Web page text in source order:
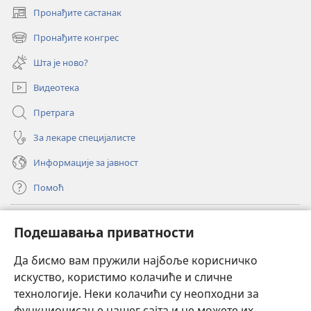
Подешавања приватности
Да бисмо вам пружили најбоље корисничко
искуство, користимо колачиће и сличне
технологије. Неки колачићи су неопходни за
Пронађите састанак
(отвара
нови
прозор)
Пронађите конгрес
(отвара
нови
прозор)
Шта је ново?
Видеотека
Претрага
За лекаре специјалисте
Информације за јавност
Помоћ
(отвара
нови
прозор)ОНЛАЈН БИБЛИОТЕКА Watchtower
(отвара
нови
прозор)JW Hub®
(отвара